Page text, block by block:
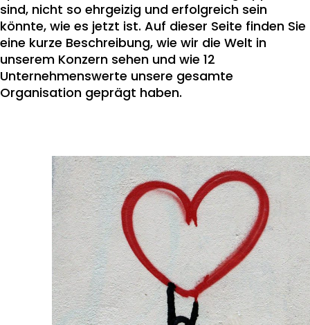
sind, nicht so ehrgeizig und erfolgreich sein
könnte, wie es jetzt ist. Auf dieser Seite finden Sie
eine kurze Beschreibung, wie wir die Welt in
unserem Konzern sehen und wie 12
Unternehmenswerte unsere gesamte
Organisation geprägt haben.